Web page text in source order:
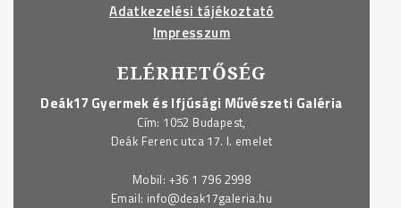
Adatkezelési tájékoztató
Impresszum
ELÉRHETŐSÉG
Deák17 Gyermek és Ifjúsági Művészeti Galéria
Cím: 1052 Budapest,
Deák Ferenc utca 17. I. emelet
Mobil: +36 1 796 2998
Email: info@deak17galeria.hu